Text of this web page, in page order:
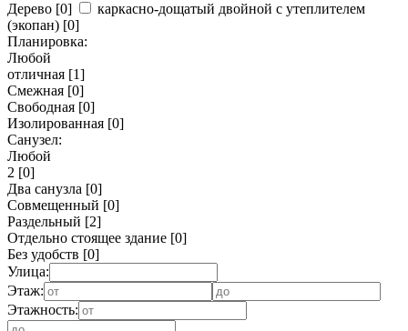
Дерево [0]
каркасно-дощатый двойной с утеплителем
(экопан) [0]
Планировка:
Любой
отличная [1]
Смежная [0]
Свободная [0]
Изолированная [0]
Санузел:
Любой
2 [0]
Два санузла [0]
Совмещенный [0]
Раздельный [2]
Отдельно стоящее здание [0]
Без удобств [0]
Улица:
Этаж:
Этажность: